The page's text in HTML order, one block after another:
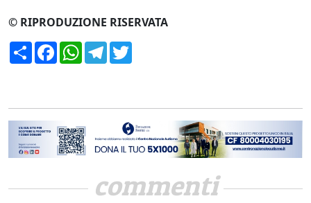
© RIPRODUZIONE RISERVATA
CondividiFacebookWhatsApp
Telegram
commenti